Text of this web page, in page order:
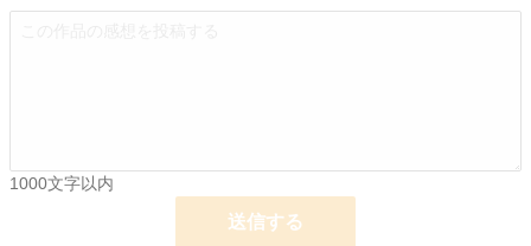
月間ポイント 0 pt (228,589 位)
11,184 pt (29,294 位)
1000文字以内
送信する